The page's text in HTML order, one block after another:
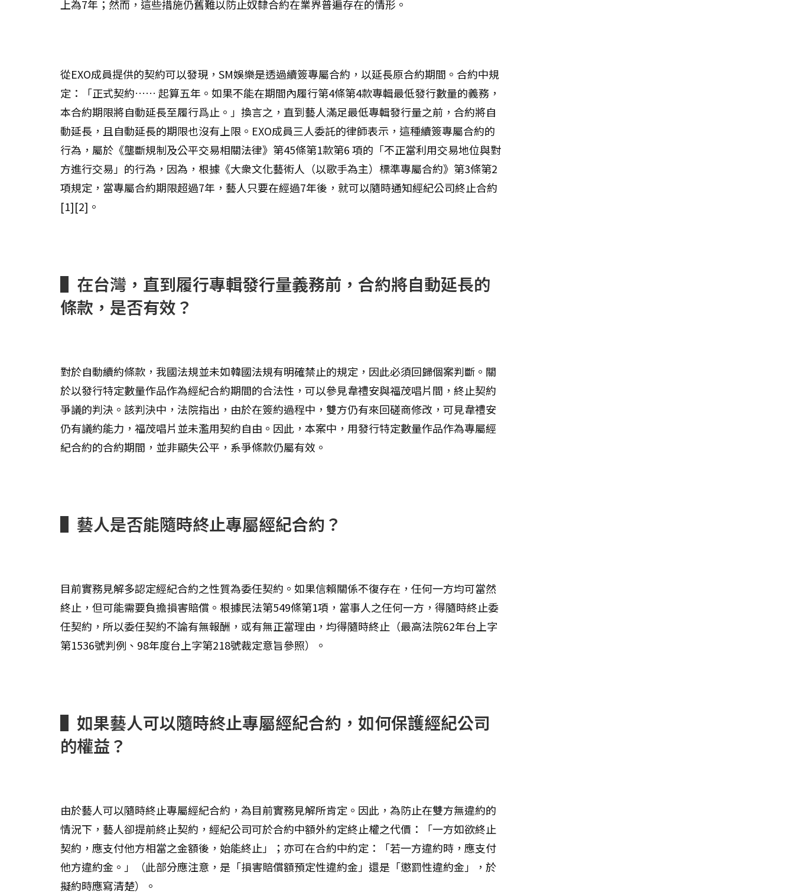
上為7年；然而，這些措施仍舊難以防止奴隸合約在業界普遍存在的情形。
從EXO成員提供的契約可以發現，SM娛樂是透過續簽專屬合約，以延長原合約期間。合約中規
定：「正式契約…… 起算五年。如果不能在期間內履行第4條第4款專輯最低發行數量的義務，
本合約期限將自動延長至履行爲止。」換言之，直到藝人滿足最低專輯發行量之前，合約將自
動延長，且自動延長的期限也沒有上限。EXO成員三人委託的律師表示，這種續簽專屬合約的
行為，屬於《壟斷規制及公平交易相關法律》第45條第1款第6 項的「不正當利用交易地位與對
方進行交易」的行為，因為，根據《大衆文化藝術人（以歌手為主）標準專屬合約》第3條第2
項規定，當專屬合約期限超過7年，藝人只要在經過7年後，就可以隨時通知經紀公司終止合約
[1][2]。
▌在台灣，直到履行專輯發行量義務前，合約將自動延長的
條款，是否有效？
對於自動續約條款，我國法規並未如韓國法規有明確禁止的規定，因此必須回歸個案判斷。關
於以發行特定數量作品作為經紀合約期間的合法性，可以參見韋禮安與福茂唱片間，終止契約
爭議的判決。該判決中，法院指出，由於在簽約過程中，雙方仍有來回磋商修改，可見韋禮安
仍有議約能力，福茂唱片並未濫用契約自由。因此，本案中，用發行特定數量作品作為專屬經
紀合約的合約期間，並非顯失公平，系爭條款仍屬有效。
▌藝人是否能隨時終止專屬經紀合約？
目前實務見解多認定經紀合約之性質為委任契約。如果信賴關係不復存在，任何一方均可當然
終止，但可能需要負擔損害賠償。根據民法第549條第1項，當事人之任何一方，得隨時終止委
任契約，所以委任契約不論有無報酬，或有無正當理由，均得隨時終止（最高法院62年台上字
第1536號判例、98年度台上字第218號裁定意旨參照）。
▌如果藝人可以隨時終止專屬經紀合約，如何保護經紀公司
的權益？
由於藝人可以隨時終止專屬經紀合約，為目前實務見解所肯定。因此，為防止在雙方無違約的
情況下，藝人卻提前終止契約，經紀公司可於合約中額外約定終止權之代價：「一方如欲終止
契約，應支付他方相當之金額後，始能終止」；亦可在合約中約定：「若一方違約時，應支付
他方違約金。」（此部分應注意，是「損害賠償額預定性違約金」還是「懲罰性違約金」，於
擬約時應寫清楚）。